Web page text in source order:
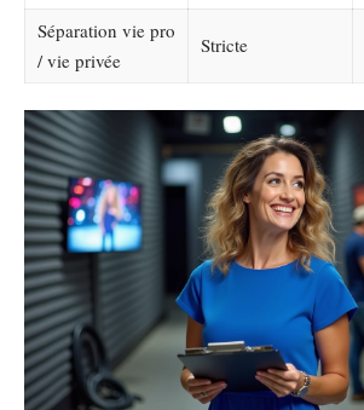
Séparation vie pro
/ vie privée
Stricte